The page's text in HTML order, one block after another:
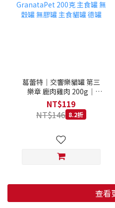
葛蕾特｜交響樂貓罐 第三
樂章 鹿肉雞肉 200g｜
GranataPet 200克 主食罐
無穀罐 無膠罐 主食貓罐 德
罐
NT$119
NT$146 8.2折
查看